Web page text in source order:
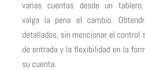
varias cuentas desde un tablero,
valga la pena el cambio.
detallados, sin mencionar el control
de entrada y la flexibilidad en la
su cuenta.